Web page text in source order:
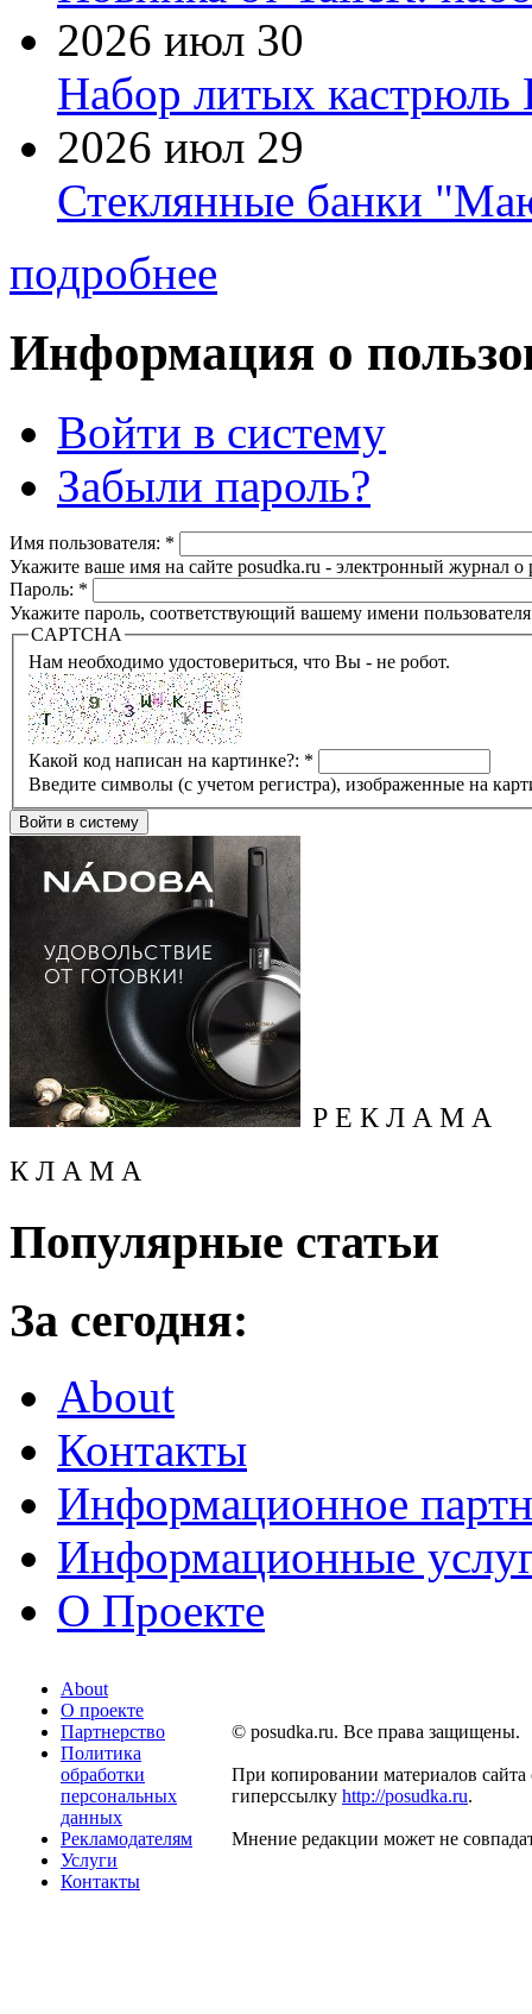
2026 июл 30
Набор литых кастрюль
2026 июл 29
Стеклянные банки
подробнее
Информация о
Войти в систему
Забыли пароль?
Имя пользователя: *
Укажите ваше имя на сайте posudka.ru - электронный журнал
Пароль: *
Укажите пароль, соответствующий вашему имени
CAPTCHA
Нам необходимо удостовериться, что Вы - не робот.
Какой код написан на картинке?: *
Введите символы (с учетом регистра), изображенные на
Р Е К Л А М А
К Л А М А
Популярные статьи
За сегодня:
About
Контакты
Информационное
Информационные
О Проекте
About
О проекте
Партнерство
Политика
обработки
персональных
данных
Рекламодателям
Услуги
Контакты
© posudka.ru. Все права защищены.
При копировании материалов сайта
гиперссылку http://posudka.ru.
Мнение редакции может не